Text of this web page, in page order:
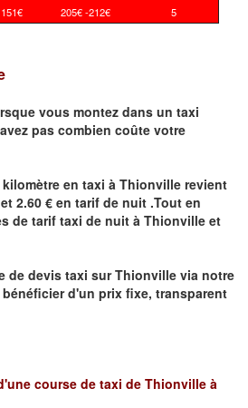
205€ -212€ 5
vous montez dans un taxi
pas combien coûte votre
en taxi à Thionville revient
2.60 € en tarif de nuit .Tout en
de tarif taxi de nuit à Thionville et
de devis taxi surThionville via notre
d'un prix fixe, transparent
course de taxi de Thionville à